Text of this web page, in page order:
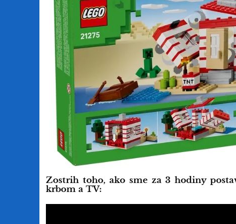
Zostrih toho, ako sme za 3 hodiny
krbom a TV: